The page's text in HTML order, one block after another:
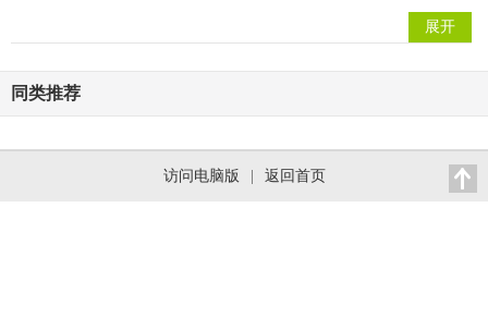
展开
同类推荐
访问电脑版 返回首页